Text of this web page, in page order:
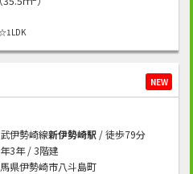
NEW
伊勢崎線新伊勢崎駅/ 徒歩79分
3年 / 3階建
県伊勢崎市八斗島町